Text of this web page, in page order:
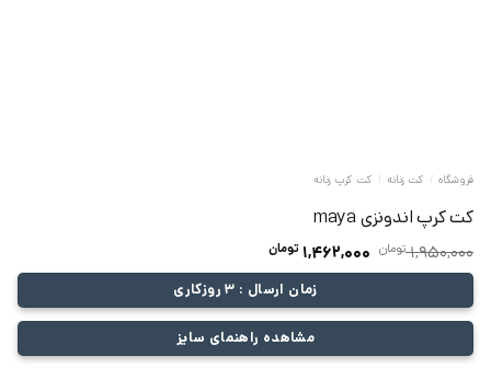
فروشگاه / کت زنانه / کت کرپ زنانه
کت کرپ اندونزی maya
1,950,000 تومان قیمت
اصلی:
1,950,000 تومان
بود.
1,462,000 تومانقیمت
فعلی:
1,462,000 تومان.زمان ارسال : 3 روزکاری
مشاهده راهنمای سایز